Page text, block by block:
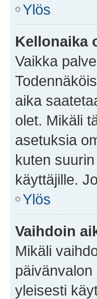
Ylös
Kellonaika
Vaikka
aika
olet. Mikäli
asetuksia
kuten
käyttäjille.
Ylös
Vaihdoin
Mikäli
yleisesti